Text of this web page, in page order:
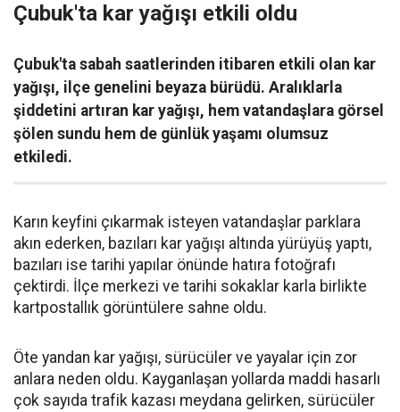
Çubuk'ta kar yağışı etkili oldu
Çubuk'ta sabah saatlerinden itibaren etkili olan kar
yağışı, ilçe genelini beyaza bürüdü. Aralıklarla
şiddetini artıran kar yağışı, hem vatandaşlara görsel
şölen sundu hem de günlük yaşamı olumsuz
etkiledi.
Karın keyfini çıkarmak isteyen vatandaşlar parklara
akın ederken, bazıları kar yağışı altında yürüyüş yaptı,
bazıları ise tarihi yapılar önünde hatıra fotoğrafı
çektirdi. İlçe merkezi ve tarihi sokaklar karla birlikte
kartpostallık görüntülere sahne oldu.
Öte yandan kar yağışı, sürücüler ve yayalar için zor
anlara neden oldu. Kayganlaşan yollarda maddi hasarlı
çok sayıda trafik kazası meydana gelirken, sürücüler